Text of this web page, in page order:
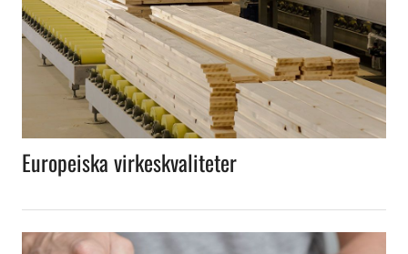
Europeiska virkeskvaliteter